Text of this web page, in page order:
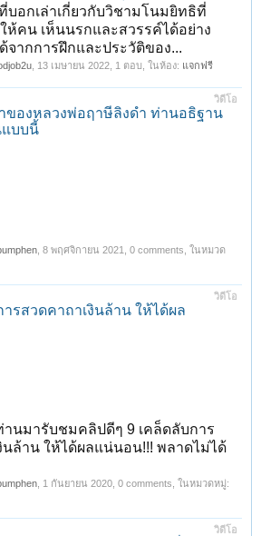
บอกเล่าเกี่ยวกับวิชามโนมยิทธิที่
ห้คน เห็นนรกและสวรรค์ได้อย่าง
จากการฝึกและประวัติของ...
13 เมษายน 2022 , 1 ตอบ, ในห้อง: แจกฟรี
วิดีโอ
ของหลวงพ่อฤาษีลิงดำ ท่านอธิฐาน
บบนี้
8 พฤศจิกายน 2021
, 0 comments, ในหมวด
วิดีโอ
ารสวดคาถาเงินล้าน ให้ได้ผล
นมารับชมคลิปดีๆ 9 เคล็ดลับการ
นล้าน ให้ได้ผลแน่นอน!!! พลาดไม่ได้
1 กันยายน 2020 , 0 comments, ในหมวดหมู่:
วิดีโอ